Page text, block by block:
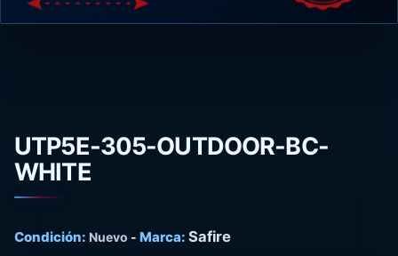
UTP5E-305-OUTDOOR-BC-
WHITE
Condición: Nuevo - Marca: Safire